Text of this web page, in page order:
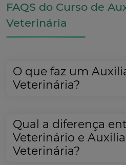
FAQS do Curso de
Veterinária
O que faz um
Veterinária?
Qual a diferença
Veterinário e
Veterinária?